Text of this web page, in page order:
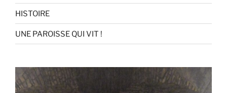
HISTOIRE
UNE PAROISSE QUI VIT !